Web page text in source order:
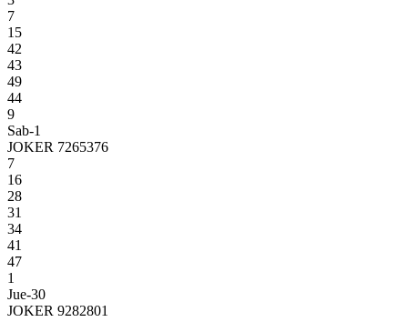
7
15
42
43
49
44
9
Sab-1
JOKER 7265376
7
16
28
31
34
41
47
1
Jue-30
JOKER 9282801